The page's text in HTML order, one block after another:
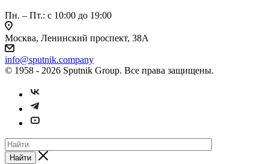
Пн. – Пт.: с 10:00 до 19:00
Москва, Ленинский проспект, 38А
info@sputnik.company
© 1958 - 2026 Sputnik Group. Все права защищены.
Найти